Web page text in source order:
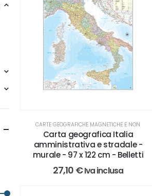
CARTE GEOGRAFICHE MAGNETICHE E NON
Carta geografica Italia
amministrativa e stradale -
murale - 97 x 122 cm - Belletti
27,10 €Iva inclusa